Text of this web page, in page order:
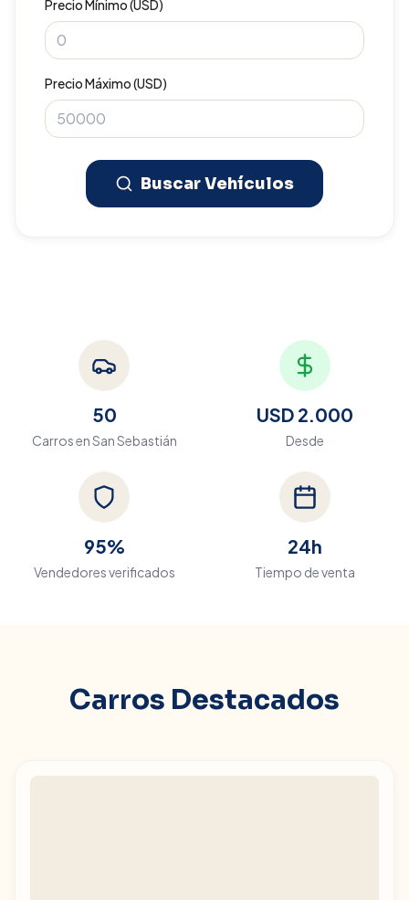
Precio Mínimo (USD)
Precio Máximo (USD)
Buscar Vehículos
50
Carros enSan Sebastián
USD 2.000
Desde
95%
Vendedores verificados
24h
Tiempo de venta
Carros Destacados